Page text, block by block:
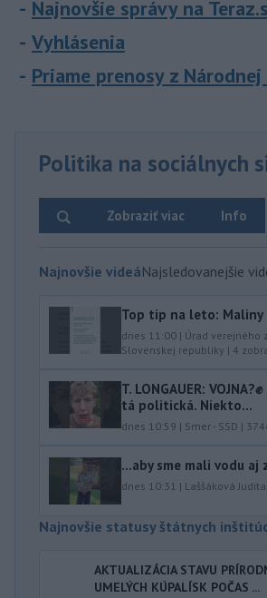
Najnovšie správy na
Vyhlásenia
Priame prenosy z Národnej
Politika na sociálnych
Info
Zobraziť viac
Najnovšie videáNajsledovanejšie
Top tip na leto: Maliny
dnes 11:00 | Úrad verejného
Slovenskej republiky | 4
T. LONGAUER:
tá politická. Niekto...
dnes 10:59 | Smer - SSD |
...aby sme mali vodu aj
dnes 10:31 | Laššáková Judita
Najnovšie statusy štátnych
AKTUALIZÁCIA STAVU
UMELÝCH KÚPALÍSK POČAS ...